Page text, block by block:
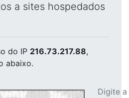
a sites hospedados
do IP 216.73.217.88,
abaixo.
Digite